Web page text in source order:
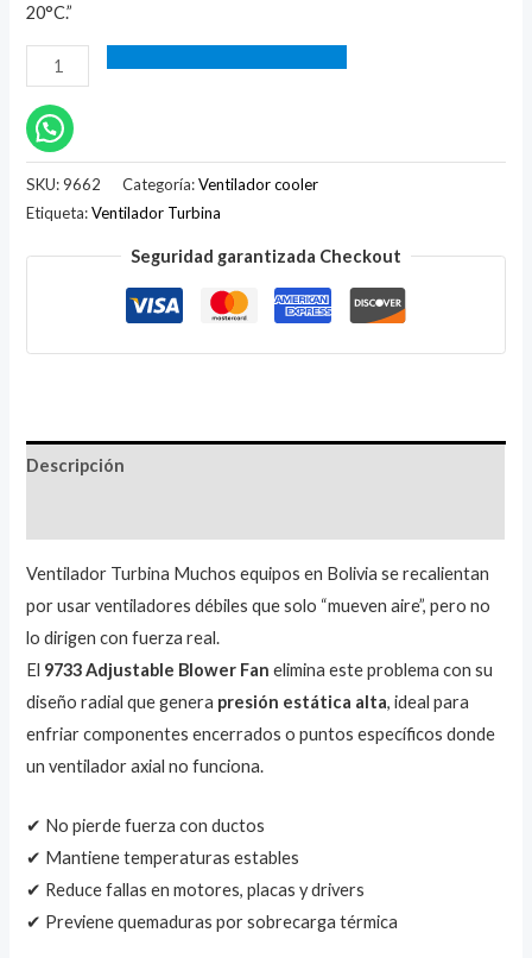
20°C.”
SKU:9662 Categoría:Ventilador cooler
Etiqueta:Ventilador Turbina
Seguridad garantizada Checkout
Descripción
Ventilador Turbina Muchos equipos en Bolivia se recalientan
por usar ventiladores débiles que solo “mueven aire”, pero no
lo dirigen con fuerza real.
El 9733 Adjustable Blower Fan elimina este problema con su
diseño radial que genera presión estática alta, ideal para
enfriar componentes encerrados o puntos específicos donde
un ventilador axial no funciona.
✔ No pierde fuerza con ductos
✔ Mantiene temperaturas estables
✔ Reduce fallas en motores, placas y drivers
✔ Previene quemaduras por sobrecarga térmica